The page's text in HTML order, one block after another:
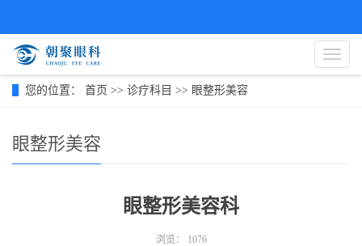
导
航
您的位置： 首页 >> 诊疗科目 >> 眼整形美容
眼整形美容
眼整形美容科
浏览： 1076